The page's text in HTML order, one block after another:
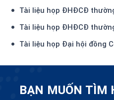
Tài liệu họp ĐHĐCĐ
Tài liệu họp ĐHĐCĐ
Tài liệu họp Đại hội đồng
BẠN MUỐN TÌM